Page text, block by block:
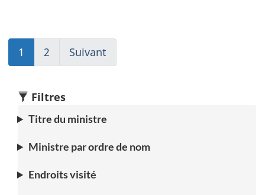
1
(current)
Aller
1
2 (current)
Aller
1
Suivant
to
Filtres
Titre du ministre
Ministre par ordre de nom
Endroits visité